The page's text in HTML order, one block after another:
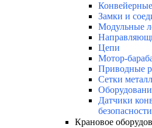
Замки и
Модульные
Цепи
Мотор-
Приводные
Сетки
Датчики
безопасности
Крановое